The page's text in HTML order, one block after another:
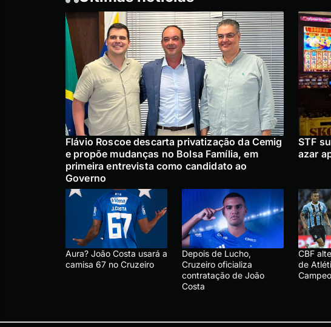
Flávio Roscoe descarta privatização da Cemig
e propõe mudanças no Bolsa Família, em
primeira entrevista como candidato ao
Governo
STF
azar
Aura? João Costa usará a
camisa 67 no Cruzeiro
Depois de Lucho,
Cruzeiro oficializa
contratação de João
Costa
CBF
de